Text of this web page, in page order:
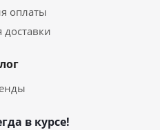
оплаты
доставки
в курсе!